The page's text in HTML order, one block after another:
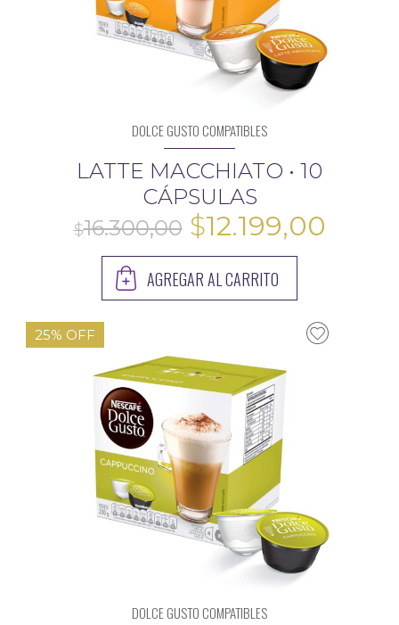
DOLCE GUSTO COMPATIBLES
LATTE MACCHIATO • 10
CÁPSULAS
El
precio
original
$16.300,00.
$12.199,00
es:
AGREGAR AL CARRITO
25% OFF
DOLCE GUSTO COMPATIBLES